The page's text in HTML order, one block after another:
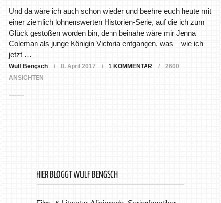
Und da wäre ich auch schon wieder und beehre euch heute mit
einer ziemlich lohnenswerten Historien-Serie, auf die ich zum
Glück gestoßen worden bin, denn beinahe wäre mir Jenna
Coleman als junge Königin Victoria entgangen, was – wie ich
jetzt …
Wulf Bengsch 8. April 2017 1 KOMMENTAR
2600
ANSICHTEN
HIER BLOGGT WULF BENGSCH